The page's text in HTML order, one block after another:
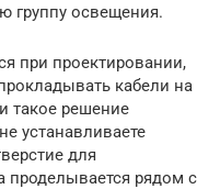
группу освещения.
при проектировании,
кабели на
такое решение
устанавливаете
для
проделывается рядом с